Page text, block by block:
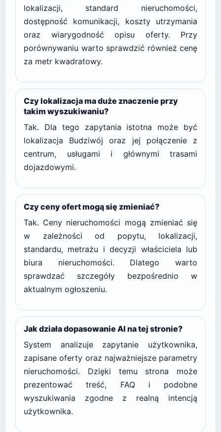
lokalizacji, standard nieruchomości,
dostępność komunikacji, koszty utrzymania
oraz wiarygodność opisu oferty. Przy
porównywaniu warto sprawdzić również cenę
za metr kwadratowy.
Czy lokalizacja ma duże znaczenie przy
takim wyszukiwaniu?
Tak. Dla tego zapytania istotna może być
lokalizacja Budziwój oraz jej połączenie z
centrum, usługami i głównymi trasami
dojazdowymi.
Czy ceny ofert mogą się zmieniać?
Tak. Ceny nieruchomości mogą zmieniać się
w zależności od popytu, lokalizacji,
standardu, metrażu i decyzji właściciela lub
biura nieruchomości. Dlatego warto
sprawdzać szczegóły bezpośrednio w
aktualnym ogłoszeniu.
Jak działa dopasowanie AI na tej stronie?
System analizuje zapytanie użytkownika,
zapisane oferty oraz najważniejsze parametry
nieruchomości. Dzięki temu strona może
prezentować treść, FAQ i podobne
wyszukiwania zgodne z realną intencją
użytkownika.